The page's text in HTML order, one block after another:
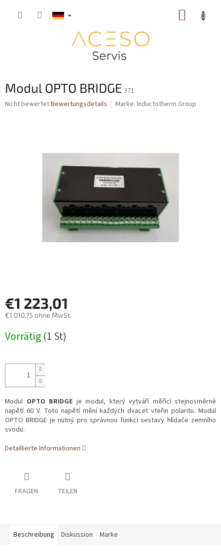
Modul OPTO BRIDGE 371
Die
Nicht bewertetBewertungsdetails Marke: Inductotherm Group
€1 223,01
€1 010,75 ohne MwSt.
Vorrätig(1 St)
Modul OPTO BRIDGE je modul, který vytváří měřící stejnosměrné
napětí 60 V. Toto napětí mění každých dvacet vteřin polaritu. Modul
OPTO BRIDGE je nutný pro správnou funkci sestavy hlídače zemního
svodu.
Detaillierte Informationen
FRAGEN TEILEN
Beschreibung Diskussion Marke